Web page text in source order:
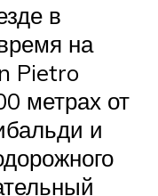
в
на
Pietro
метрах от
и